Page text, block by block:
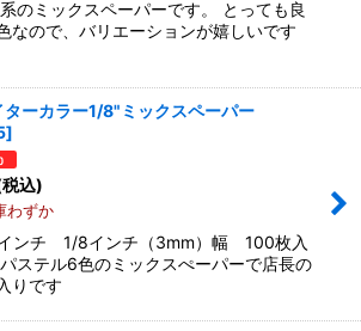
のミックスペーパーです。 とっても良
なので、バリエーションが嬉しいです
ターカラー1/8"ミックスペーパー
]
込)
わずか
ンチ 1/8インチ（3mm）幅 100枚入
ステル6色のミックスぺーパーで店長の
りです